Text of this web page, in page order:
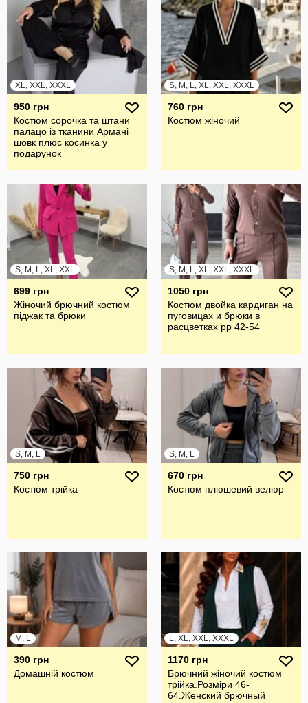
XL, XXL, XXXL
950 грн
Костюм сорочка та штани
палацо із тканини Армані
шовк плюс косинка у
подарунок
S, M, L, XL, XXL, XXXL
760 грн
Костюм жіночий
S, M, L, XL, XXL
699 грн
Жіночий брючний костюм
піджак та брюки
S, M, L, XL, XXL, XXXL
1050 грн
Костюм двойка кардиган на
пуговицах и брюки в
расцветках рр 42-54
S, M, L
750 грн
Костюм трійка
S, M, L
670 грн
Костюм плюшевий велюр
M, L
390 грн
Домашній костюм
L, XL, XXL, XXXL
1170 грн
Брючний жiночий костюм
трiйка.Розмiри 46-
64.Женский брючный